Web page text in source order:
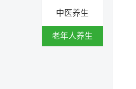
中医养生
老年人养生